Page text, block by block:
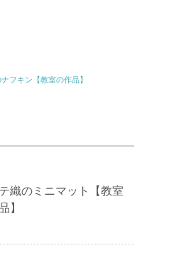
フキン【教室の作品】
織のミニマット【教室
】